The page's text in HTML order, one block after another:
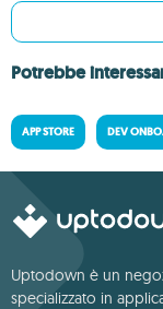
Potrebbe
APP STORE DEV
Uptodown è un
specializzato in